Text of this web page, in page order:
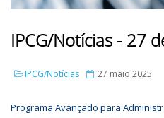
IPCG/Notícias - 27
IPCG/Notícias 27 maio 2025
Programa Avançado para